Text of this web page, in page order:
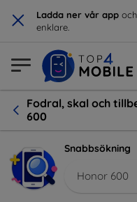
× Ladda ner vår app
enklare.
Fodral, skal och
600
Snabbsökning
Honor 600